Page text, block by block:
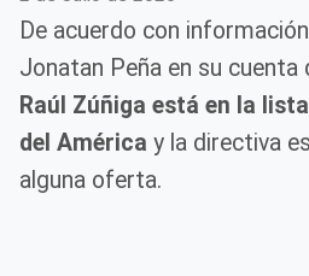
De acuerdo con
Jonatan Peña en su cuenta
Raúl Zúñiga está en la
del América y la directiva
alguna oferta.